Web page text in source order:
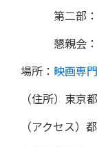
第二部：
懇親会：
場所： 映画専
（住所）東京
（アクセス